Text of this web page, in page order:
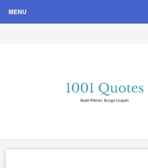
MENU
Quote Hari Puisi